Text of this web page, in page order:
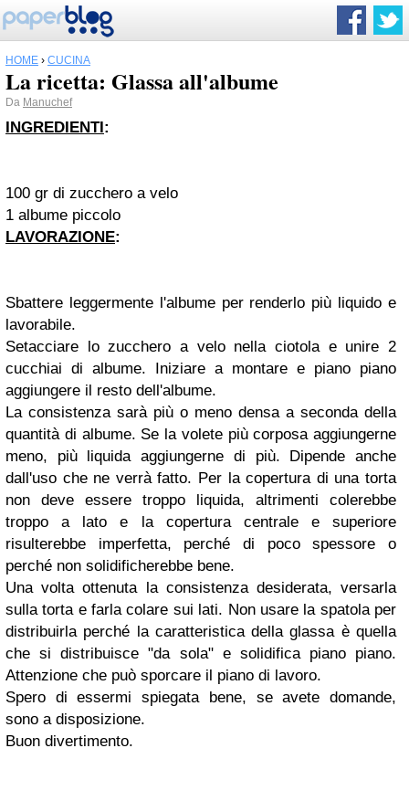
HOME › CUCINA
La ricetta: Glassa all'albume
Da Manuchef
INGREDIENTI:
100 gr di zucchero a velo
1 albume piccolo
LAVORAZIONE:
Sbattere leggermente l'albume per renderlo più liquido e
lavorabile.
Setacciare lo zucchero a velo nella ciotola e unire 2
cucchiai di albume. Iniziare a montare e piano piano
aggiungere il resto dell'albume.
La consistenza sarà più o meno densa a seconda della
quantità di albume. Se la volete più corposa aggiungerne
meno, più liquida aggiungerne di più. Dipende anche
dall'uso che ne verrà fatto. Per la copertura di una torta
non deve essere troppo liquida, altrimenti colerebbe
troppo a lato e la copertura centrale e superiore
risulterebbe imperfetta, perché di poco spessore o
perché non solidificherebbe bene.
Una volta ottenuta la consistenza desiderata, versarla
sulla torta e farla colare sui lati. Non usare la spatola per
distribuirla perché la caratteristica della glassa è quella
che si distribuisce "da sola" e solidifica piano piano.
Attenzione che può sporcare il piano di lavoro.
Spero di essermi spiegata bene, se avete domande,
sono a disposizione.
Buon divertimento.